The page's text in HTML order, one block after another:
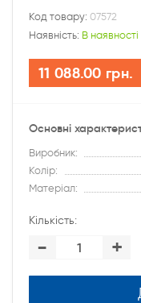
Код товару: 07572
Наявність: В наявності
11 088.00 грн.
Основні
Виробник:
Колір:
Матеріал:
Кількість:
- +